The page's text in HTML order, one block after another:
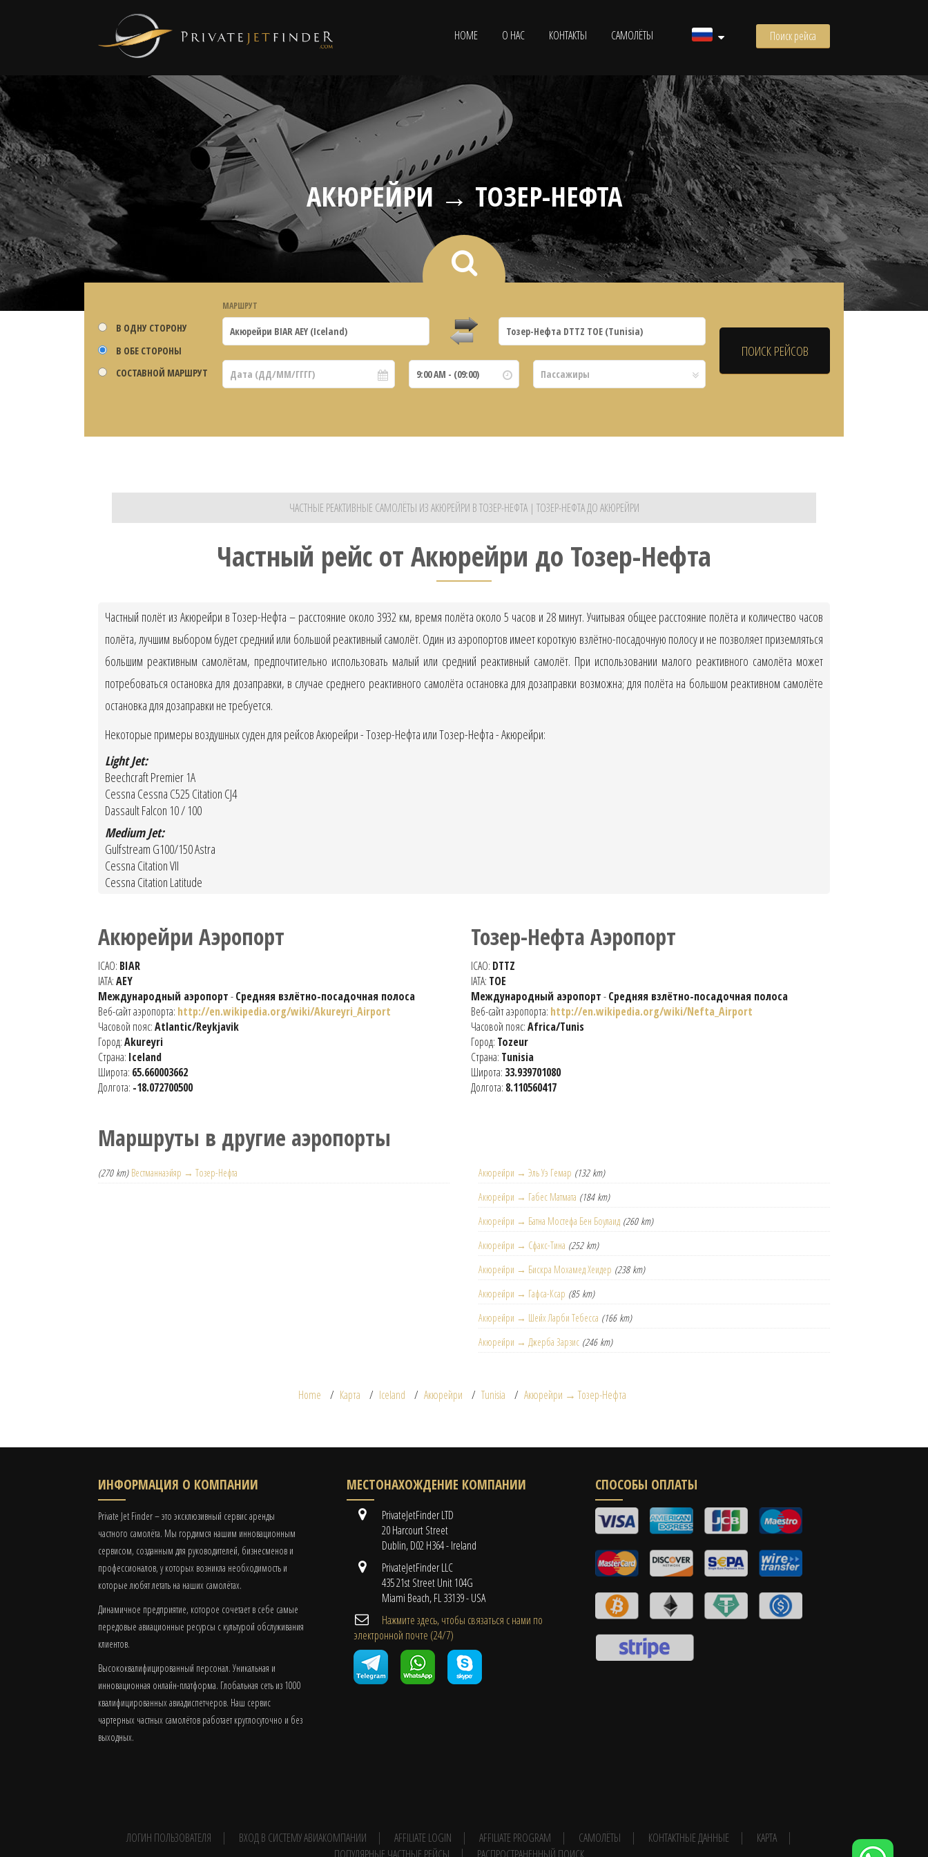
HOME О НАС КОНТАКТЫ САМОЛЁТЫ Поиск рейса
АКЮРЕЙРИ → ТОЗЕР-НЕФТА
В ОДНУ СТОРОНУ
В ОБЕ СТОРОНЫ
СОСТАВНОЙ МАРШРУТ
МАРШРУТ
ЧАСТНЫЕ РЕАКТИВНЫЕ САМОЛЁТЫ ИЗ АКЮРЕЙРИ В ТОЗЕР-НЕФТА | ТОЗЕР-НЕФТА ДО АКЮРЕЙРИ
Частный рейс от Акюрейри до Тозер-Нефта
Частный полёт из Акюрейри в Тозер-Нефта – расстояние около 3932 км, время полёта около 5 часов и 28 минут. Учитывая общее расстояние полёта и количество часов
полёта, лучшим выбором будет средний или большой реактивный самолёт. Один из аэропортов имеет короткую взлётно-посадочную полосу и не позволяет приземляться
большим реактивным самолётам, предпочтительно использовать малый или средний реактивный самолёт. При использовании малого реактивного самолёта может
потребоваться остановка для дозаправки, в случае среднего реактивного самолёта остановка для дозаправки возможна; для полёта на большом реактивном самолёте
остановка для дозаправки не требуется.
Некоторые примеры воздушных суден для рейсов Акюрейри - Тозер-Нефта или Тозер-Нефта - Акюрейри:
Light Jet:
Beechcraft Premier 1A
Cessna Cessna C525 Citation CJ4
Dassault Falcon 10 / 100
Medium Jet:
Gulfstream G100/150 Astra
Cessna Citation VII
Cessna Citation Latitude
Акюрейри Аэропорт
ICAO: BIAR
IATA:AEY
Международный аэропорт-Средняя взлётно-посадочная полоса
Веб-сайт аэропорта: http://en.wikipedia.org/wiki/Akureyri_Airport
Часовой пояс:Atlantic/Reykjavik
Город:Akureyri
Страна: Iceland
Широта: 65.660003662
Долгота: -18.072700500
Тозер-Нефта Аэропорт
ICAO: DTTZ
IATA: TOE
Международный аэропорт-Средняя взлётно-посадочная полоса
Веб-сайт аэропорта: http://en.wikipedia.org/wiki/Nefta_Airport
Часовой пояс:Africa/Tunis
Город: Tozeur
Страна: Tunisia
Широта: 33.939701080
Долгота: 8.110560417
Маршруты в другие аэропорты
(270 km) Вестманнаэйяр → Тозер-Нефта Акюрейри → Эль Уэ Гемар (132 km)
Акюрейри → Габес Матмата (184 km)
Акюрейри → Батна Мостефа Бен Боулаид (260 km)
Акюрейри → Сфакс-Тина (252 km)
Акюрейри → Бискра Мохамед Хеидер (238 km)
Акюрейри → Гафса-Ксар (85 km)
Акюрейри → Шейх Ларби Тебесса (166 km)
Акюрейри → Джерба Зарзис (246 km)
Home Карта Iceland Акюрейри Tunisia Акюрейри → Тозер-Нефта
ИНФОРМАЦИЯ О КОМПАНИИ
Private Jet Finder – это эксклюзивный сервис аренды
частного самолёта. Мы гордимся нашим инновационным
сервисом, созданным для руководителей, бизнесменов и
профессионалов, у которых возникла необходимость и
которые любят летать на наших самолётах.
Динамичное предприятие, которое сочетает в себе самые
передовые авиационные ресурсы с культурой обслуживания
клиентов.
Высококвалифицированный персонал. Уникальная и
инновационная онлайн-платформа. Глобальная сеть из 1000
квалифицированных авиадиспетчеров. Наш сервис
чартерных частных самолётов работает круглосуточно и без
выходных.
МЕСТОНАХОЖДЕНИЕ КОМПАНИИ
PrivateJetFinder LTD
20 Harcourt Street
Dublin, D02 H364 - Ireland
PrivateJetFinder LLC
435 21st Street Unit 104G
Miami Beach, FL 33139 - USA
Нажмите здесь, чтобы связаться с нами по
электронной почте (24/7)
СПОСОБЫ ОПЛАТЫ
ЛОГИН ПОЛЬЗОВАТЕЛЯ ВХОД В СИСТЕМУ АВИАКОМПАНИИ AFFILIATE LOGIN AFFILIATE PROGRAM САМОЛЁТЫ КОНТАКТНЫЕ ДАННЫЕ
КАРТА